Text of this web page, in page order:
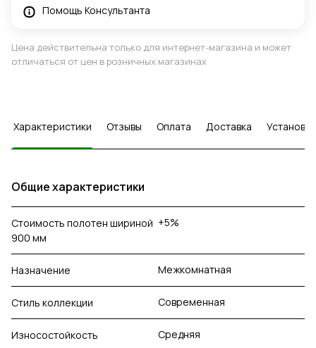
Помощь Консультанта
Цена действительна только для интернет-магазина и может
отличаться от цен в розничных магазинах
Характеристики Отзывы Оплата Доставка Установка
Общие характеристики
Стоимость полотен шириной
900 мм
+5%
Назначение Межкомнатная
Стиль коллекции Современная
Износостойкость Средняя